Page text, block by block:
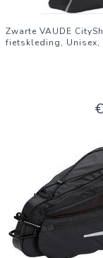
Zwarte VAUDE
fietskleding, Unisex,